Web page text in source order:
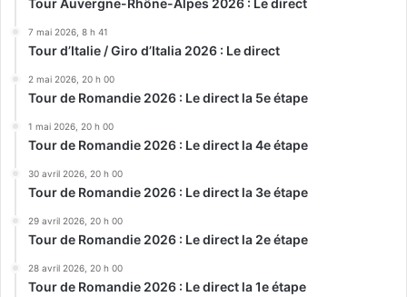
Tour Auvergne-Rhône-Alpes 2026 : Le direct
7 mai 2026, 8 h 41
Tour d’Italie / Giro d’Italia 2026 : Le direct
2 mai 2026, 20 h 00
Tour de Romandie 2026 : Le direct la 5e étape
1 mai 2026, 20 h 00
Tour de Romandie 2026 : Le direct la 4e étape
30 avril 2026, 20 h 00
Tour de Romandie 2026 : Le direct la 3e étape
29 avril 2026, 20 h 00
Tour de Romandie 2026 : Le direct la 2e étape
28 avril 2026, 20 h 00
Tour de Romandie 2026 : Le direct la 1e étape